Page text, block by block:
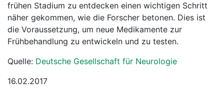
frühen Stadium zu entdecken einen wichtigen Schritt
näher gekommen, wie die Forscher betonen. Dies ist
die Voraussetzung, um neue Medikamente zur
Frühbehandlung zu entwickeln und zu testen.
Quelle: Deutsche Gesellschaft für Neurologie
16.02.2017